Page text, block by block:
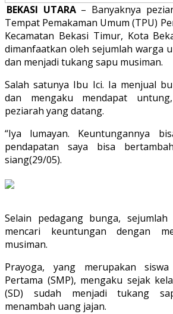
BEKASI UTARA– Banyaknya
Tempat Pemakaman Umum (TPU)
Kecamatan Bekasi Timur, Kota
dimanfaatkan oleh sejumlah warga
dan menjadi tukang sapu musiman.
Salah satunya Ibu Ici. Ia menjual
dan mengaku mendapat
peziarah yang datang.
“Iya lumayan. Keuntungannya
pendapatan saya bisa
siang(29/05).
Selain pedagang bunga,
mencari keuntungan dengan
musiman.
Prayoga, yang merupakan
Pertama (SMP), mengaku sejak
(SD) sudah menjadi tukang
menambah uang jajan.